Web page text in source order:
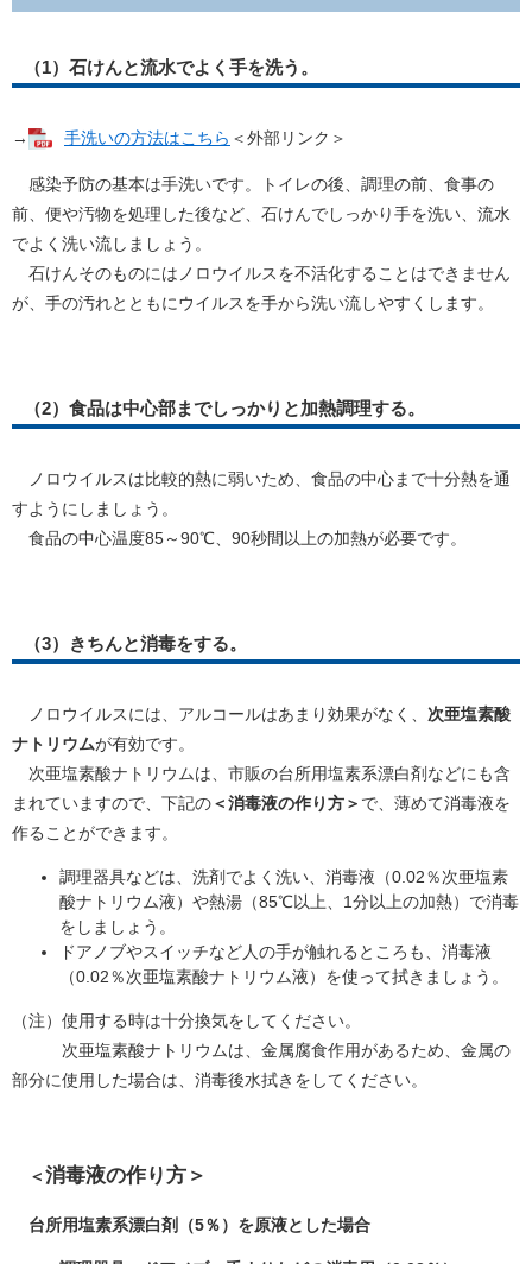
（1）石けんと流水でよく手を洗う。
→ 手洗いの方法はこちら ＜外部リンク＞
感染予防の基本は手洗いです。トイレの後、調理の前、食事の
前、便や汚物を処理した後など、石けんでしっかり手を洗い、流水
でよく洗い流しましょう。
石けんそのものにはノロウイルスを不活化することはできません
が、手の汚れとともにウイルスを手から洗い流しやすくします。
（2）食品は中心部までしっかりと加熱調理する。
ノロウイルスは比較的熱に弱いため、食品の中心まで十分熱を通
すようにしましょう。
食品の中心温度85～90℃、90秒間以上の加熱が必要です。
（3）きちんと消毒をする。
ノロウイルスには、アルコールはあまり効果がなく、 次亜塩素酸
ナトリウムが有効です。
次亜塩素酸ナトリウムは、市販の台所用塩素系漂白剤などにも含
まれていますので、下記の＜消毒液の作り方＞ で、薄めて消毒液を
作ることができます。
調理器具などは、洗剤でよく洗い、消毒液（0.02％次亜塩素
酸ナトリウム液）や熱湯（85℃以上、1分以上の加熱）で消毒
をしましょう。
ドアノブやスイッチなど人の手が触れるところも、消毒液
（0.02％次亜塩素酸ナトリウム液）を使って拭きましょう。
（注）使用する時は十分換気をしてください。
次亜塩素酸ナトリウムは、金属腐食作用があるため、金属の
部分に使用した場合は、消毒後水拭きをしてください。
＜消毒液の作り方＞
台所用塩素系漂白剤（5％）を原液とした場合